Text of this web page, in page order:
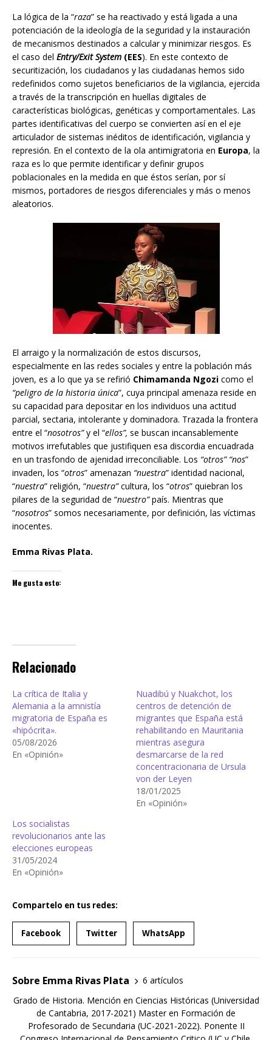
La lógica de la “raza” se ha reactivado y está ligada a una
potenciación de la ideología de la seguridad y la instauración
de mecanismos destinados a calcular y minimizar riesgos. Es
el caso del Entry/Exit System (EES). En este contexto de
securitización, los ciudadanos y las ciudadanas hemos sido
redefinidos como sujetos beneficiarios de la vigilancia, ejercida
a través de la transcripción en huellas digitales de
características biológicas, genéticas y comportamentales. Las
partes identificativas del cuerpo se convierten así en el eje
articulador de sistemas inéditos de identificación, vigilancia y
represión. En el contexto de la ola antimigratoria en Europa, la
raza es lo que permite identificar y definir grupos
poblacionales en la medida en que éstos serían, por sí
mismos, portadores de riesgos diferenciales y más o menos
aleatorios.
El arraigo y la normalización de estos discursos,
especialmente en las redes sociales y entre la población más
joven, es a lo que ya se refirió Chimamanda Ngozi como el
“peligro de la historia única”, cuya principal amenaza reside en
su capacidad para depositar en los individuos una actitud
parcial, sectaria, intolerante y dominadora. Trazada la frontera
entre el “nosotros”y el “ellos”, se buscan incansablemente
motivos irrefutables que justifiquen esa discordia encuadrada
en un trasfondo de ajenidad irreconciliable. Los “otros” “nos”
invaden, los “otros” amenazan “nuestra” identidad nacional,
“nuestra” religión, “nuestra”cultura, los “otros” quiebran los
pilares de la seguridad de “nuestro”país. Mientras que
“nosotros” somos necesariamente, por definición, las víctimas
inocentes.
Emma Rivas Plata.
Me gusta esto:
Relacionado
La crítica de Italia y
Alemania a la amnistía
migratoria de España es
«hipócrita».
05/08/2026
En «Opinión»
Nuadibú y Nuakchot, los
centros de detención de
migrantes que España está
rehabilitando en Mauritania
mientras asegura
desmarcarse de la red
concentracionaria de Ursula
von der Leyen
18/01/2025
En «Opinión»
Los socialistas
revolucionarios ante las
elecciones europeas
31/05/2024
En «Opinión»
Compartelo en tus redes:
Facebook Twitter WhatsApp
Sobre Emma Rivas Plata
6 artículos
Grado de Historia. Mención en Ciencias Históricas (Universidad
de Cantabria, 2017-2021) Master en Formación de
Profesorado de Secundaria (UC-2021-2022). Ponente II